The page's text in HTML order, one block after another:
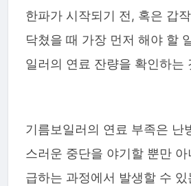
한파가 시작되기 전, 혹은 갑
닥쳤을 때 가장 먼저 해야 할
일러의 연료 잔량을 확인하는
기름보일러의 연료 부족은 난
스러운 중단을 야기할 뿐만
급하는 과정에서 발생할 수